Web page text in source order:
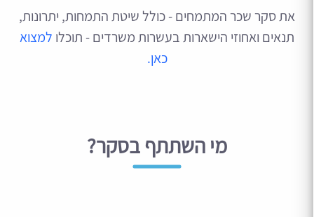
את סקר שכר המתמחים - כולל שיטת התמחות, יתרונות,
תנאים ואחוזי הישארות בעשרות משרדים - תוכלו למצוא
כאן.
מי השתתף בסקר?